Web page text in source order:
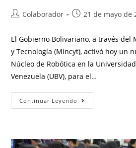
Colaborador 21 de mayo de
El Gobierno Bolivariano, a través del
y Tecnología (Mincyt), activó hoy un
Núcleo de Robótica en la
Venezuela (UBV), para el…
Continuar Leyendo